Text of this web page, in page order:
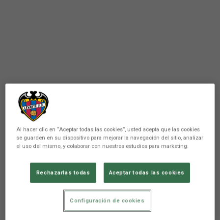
FEMENINO
Marta Gayá rescinde su
contrato con el Levante UD
Al hacer clic en “Aceptar todas las cookies”, usted acepta que las cookies
se guarden en su dispositivo para mejorar la navegación del sitio, analizar
el uso del mismo, y colaborar con nuestros estudios para marketing.
Rechazarlas todas Aceptar todas las cookies
Configuración de cookies